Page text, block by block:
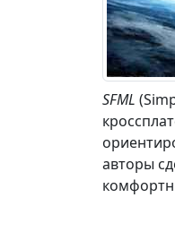
SFML
авторы